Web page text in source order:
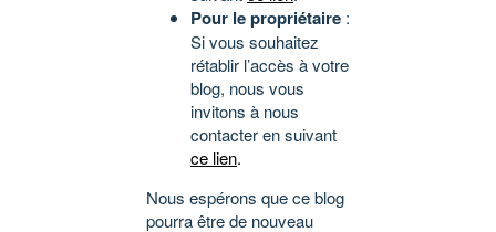
Pour le propriétaire :
Si vous souhaitez
rétablir l’accès à votre
blog, nous vous
invitons à nous
contacter en suivant
ce lien.
Nous espérons que ce blog
pourra être de nouveau